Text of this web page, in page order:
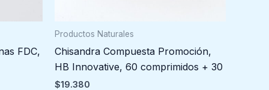
FDC,
Productos Naturales
Chisandra Compuesta Promoción,
HB Innovative, 60 comprimidos + 30
$19.380